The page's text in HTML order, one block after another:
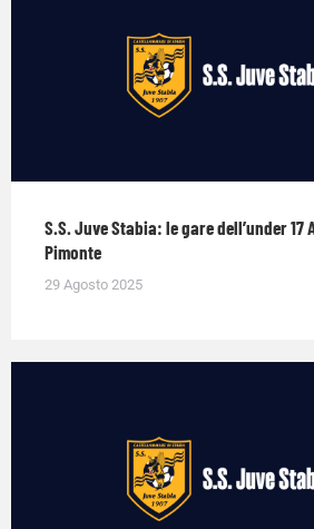
S.S. Juve Stabia: le gare dell’under 17
Pimonte
29 Agosto 2025